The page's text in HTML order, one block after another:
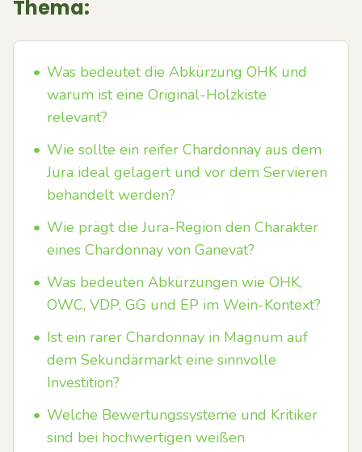
Thema:
• Was bedeutet die Abkürzung OHK und
warum ist eine Original-Holzkiste
relevant?
• Wie sollte ein reifer Chardonnay aus dem
Jura ideal gelagert und vor dem Servieren
behandelt werden?
• Wie prägt die Jura-Region den Charakter
eines Chardonnay von Ganevat?
• Was bedeuten Abkürzungen wie OHK,
OWC, VDP, GG und EP im Wein-Kontext?
• Ist ein rarer Chardonnay in Magnum auf
dem Sekundärmarkt eine sinnvolle
Investition?
• Welche Bewertungssysteme und Kritiker
sind bei hochwertigen weißen